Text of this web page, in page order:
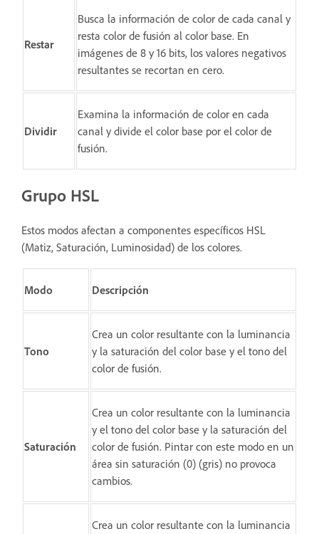
Restar
Busca la información de color de cada canal y
resta color de fusión al color base. En
imágenes de 8 y 16 bits, los valores negativos
resultantes se recortan en cero.
Dividir
Examina la información de color en cada
canal y divide el color base por el color de
fusión.
Grupo HSL
Estos modos afectan a componentes específicos HSL
(Matiz, Saturación, Luminosidad) de los colores.
Modo Descripción
Tono
Crea un color resultante con la luminancia
y la saturación del color base y el tono del
color de fusión.
Saturación
Crea un color resultante con la luminancia
y el tono del color base y la saturación del
color de fusión. Pintar con este modo en un
área sin saturación (0) (gris) no provoca
cambios.
Crea un color resultante con la luminancia